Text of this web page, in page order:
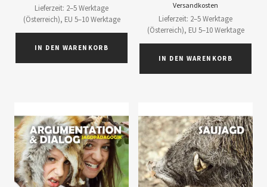
Lieferzeit: 2–5 Werktage
(Österreich), EU 5–10 Werktage
IN DEN WARENKORB
Versandkosten
Lieferzeit: 2–5 Werktage
(Österreich), EU 5–10 Werktage
IN DEN WARENKORB